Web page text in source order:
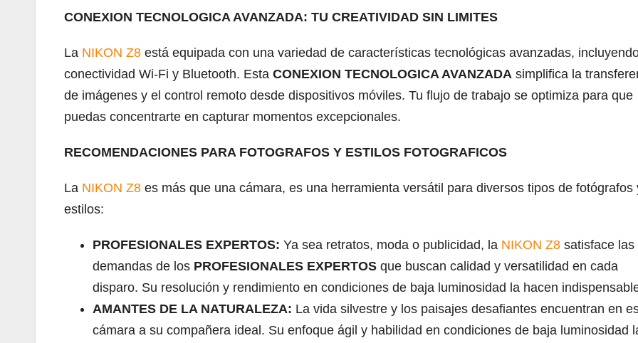
CONEXION TECNOLOGICA AVANZADA: TU CREATIVIDAD SIN LIMITES
La NIKON Z8 está equipada con una variedad de características tecnológicas avanzadas,
conectividad Wi-Fi y Bluetooth. Esta CONEXION TECNOLOGICA AVANZADA simplifica la
de imágenes y el control remoto desde dispositivos móviles. Tu flujo de trabajo se optimiza para que
puedas concentrarte en capturar momentos excepcionales.
RECOMENDACIONES PARA FOTOGRAFOS Y ESTILOS FOTOGRAFICOS
La NIKON Z8 es más que una cámara, es una herramienta versátil para diversos tipos de fotógrafos
estilos:
PROFESIONALES EXPERTOS: Ya sea retratos, moda o publicidad, la NIKON Z8 satisface las
demandas de los PROFESIONALES EXPERTOS que buscan calidad y versatilidad en cada
disparo. Su resolución y rendimiento en condiciones de baja luminosidad la hacen
AMANTES DE LA NATURALEZA: La vida silvestre y los paisajes desafiantes encuentran en
cámara a su compañera ideal. Su enfoque ágil y habilidad en condiciones de baja luminosidad